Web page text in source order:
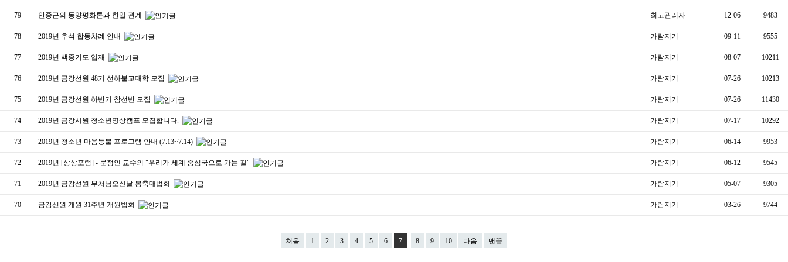
79 안중근의 동양평화론과 한일 관계 최고관리자 12-06 9483
78 2019년 추석 합동차례 안내 가람지기 09-11 9555
77 2019년 백중기도 입재 가람지기 08-07 10211
76 2019년 금강선원 48기 선하불교대학 모집 가람지기 07-26 10213
75 2019년 금강선원 하반기 참선반 모집 가람지기 07-26 11430
74 2019년 금강서원 청소년명상캠프 모집합니다. 가람지기 07-17 10292
73 2019년 청소년 마음등불 프로그램 안내 (7.13~7.14) 가람지기 06-14 9953
72 2019년 [상상포럼] - 문정인 교수의 "우리가 세계 중심국으로 가는 길" 가람지기 06-12 9545
71 2019년 금강선원 부처님오신날 봉축대법회 가람지기 05-07 9305
70 금강선원 개원 31주년 개원법회 가람지기 03-26 9744
처음 1 2 3 4 5 6 7 8 9 10 다음 맨끝